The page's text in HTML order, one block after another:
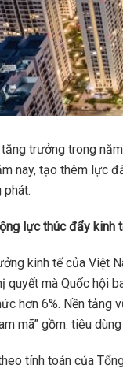
trưởng trong
nay, tạo thêm lực
phát.
lực thúc đẩy kinh
kinh tế của Việt
quyết mà Quốc hội
hơn 6%. Nền tảng
mã” gồm: tiêu
tính toán của